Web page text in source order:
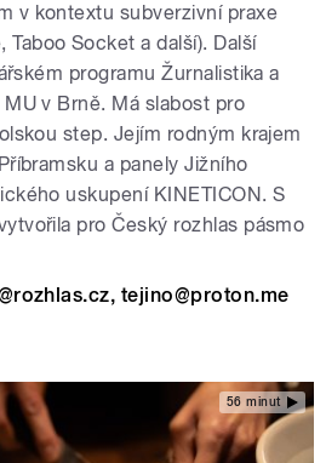
v kontextu subverzivní praxe
Taboo Socket a další). Další
programu Žurnalistika a
v Brně. Má slabost pro
step. Jejím rodným krajem
a panely Jižního
uskupení KINETICON. S
pro Český rozhlas pásmo
tejino@proton.me
56 minut